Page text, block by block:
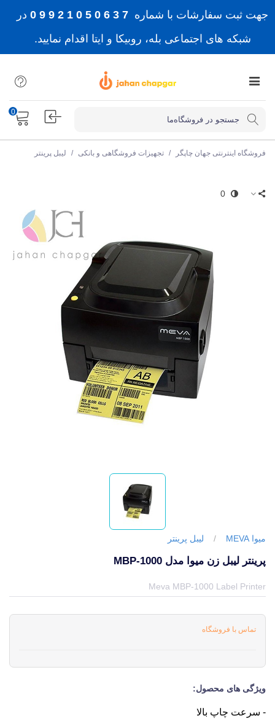
جهت ثبت سفارشات با شماره 7 3 6 0 5 0 1 2 9 9 0
در
شبکه های اجتماعی بله، روبیکا و ایتا اقدام نمایید.
0
فروشگاه اینترنتی جهان چاپگر / تجهیزات فروشگاهی و بانکی / لیبل پرینتر
0
میوا MEVA / لیبل پرینتر
پرینتر لیبل زن میوا مدل MBP-1000
Meva MBP-1000 Label Printer
تماس با فروشگاه
ویژگی های محصول:
- سرعت چاپ بالا